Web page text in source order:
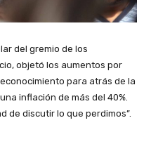
del gremio de los
objetó los aumentos por
para atrás de la
inflación de más del 40%.
de discutir lo que perdimos”.